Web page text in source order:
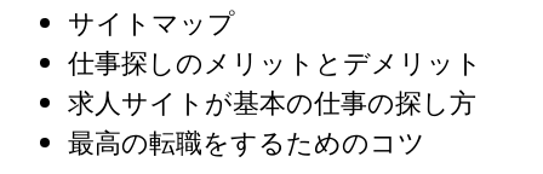
サイトマップ
仕事探しのメリットとデメリット
求人サイトが基本の仕事の探し方
最高の転職をするためのコツ